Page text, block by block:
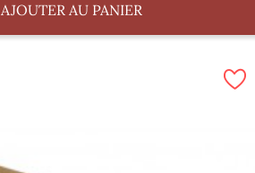
AJOUTER AU PANIER